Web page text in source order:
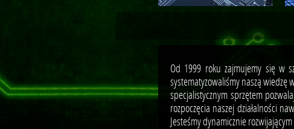
Od 1999 roku zajmujemy się w
systematyzowaliśmy naszą wiedzę
specjalistycznym sprzętem
rozpoczęcia naszej działalności
Jesteśmy dynamicznie